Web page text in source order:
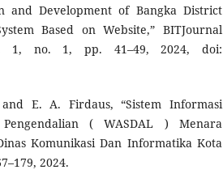
and Development of Bangka District
Based on Website,” BITJournal
1, no. 1, pp. 41–49, 2024, doi:
E. A. Firdaus, “Sistem Informasi
( WASDAL ) Menara
Komunikasi Dan Informatika Kota
2024.